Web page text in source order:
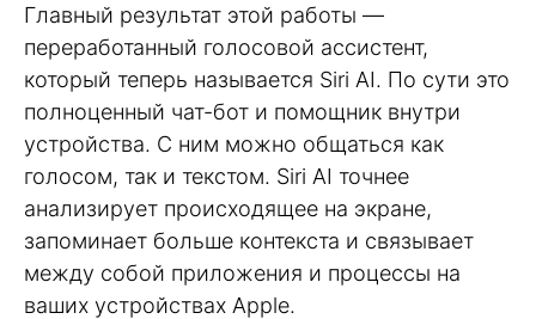
Главный результат этой работы —
переработанный голосовой ассистент,
который теперь называется Siri AI. По сути это
полноценный чат-бот и помощник внутри
устройства. С ним можно общаться как
голосом, так и текстом. Siri AI точнее
анализирует происходящее на экране,
запоминает больше контекста и связывает
между собой приложения и процессы на
ваших устройствах Apple.